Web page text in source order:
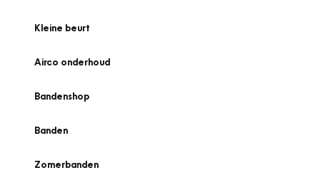
Kleine beurt
Airco onderhoud
Bandenshop
Banden
Zomerbanden